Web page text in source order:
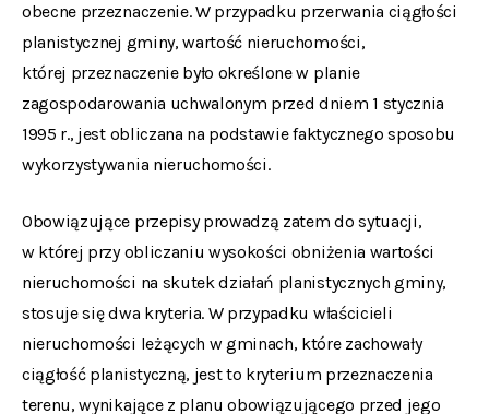
obecne przeznaczenie. W przypadku przerwania ciągłości
planistycznej gminy, wartość nieruchomości,
której przeznaczenie było określone w planie
zagospodarowania uchwalonym przed dniem 1 stycznia
1995 r., jest obliczana na podstawie faktycznego sposobu
wykorzystywania nieruchomości.
Obowiązujące przepisy prowadzą zatem do sytuacji,
w której przy obliczaniu wysokości obniżenia wartości
nieruchomości na skutek działań planistycznych gminy,
stosuje się dwa kryteria. W przypadku właścicieli
nieruchomości leżących w gminach, które zachowały
ciągłość planistyczną, jest to kryterium przeznaczenia
terenu, wynikające z planu obowiązującego przed jego